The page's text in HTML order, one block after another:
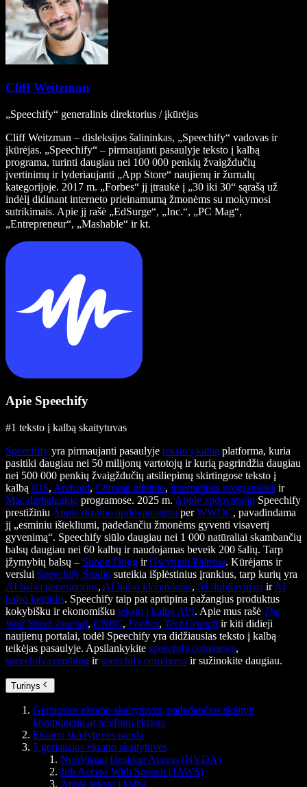
Cliff Weitzman
„Speechify“ generalinis direktorius / įkūrėjas
Cliff Weitzman – disleksijos šalininkas, „Speechify“ vadovas ir
įkūrėjas. „Speechify“ – pirmaujanti pasaulyje teksto į kalbą
programa, turinti daugiau nei 100 000 penkių žvaigždučių
įvertinimų ir lyderiaujanti „App Store“ naujienų ir žurnalų
kategorijoje. 2017 m. „Forbes“ jį įtraukė į „30 iki 30“ sąrašą už
indėlį didinant interneto prieinamumą žmonėms su mokymosi
sutrikimais. Apie jį rašė „EdSurge“, „Inc.“, „PC Mag“,
„Entrepreneur“, „Mashable“ ir kt.
Apie Speechify
#1 teksto į kalbą skaitytuvas
Speechify yra pirmaujanti pasaulyje teksto į kalbą platforma, kuria
pasitiki daugiau nei 50 milijonų vartotojų ir kurią pagrindžia daugiau
nei 500 000 penkių žvaigždučių atsiliepimų skirtingose teksto į
kalbą iOS, Android, Chrome plėtinio, internetinės programėlės ir
Mac darbalaukio programose. 2025 m. Apple apdovanojo Speechify
prestižiniu Apple dizaino apdovanojimu perWWDC, pavadindama
jį „esminiu ištekliumi, padedančiu žmonėms gyventi visavertį
gyvenimą“. Speechify siūlo daugiau nei 1 000 natūraliai skambančių
balsų daugiau nei 60 kalbų ir naudojamas beveik 200 šalių. Tarp
įžymybių balsų – Snoop Dogg irGwyneth Paltrow. Kūrėjams ir
verslui Speechify Studio suteikia išplėstinius įrankius, tarp kurių yra
AI balso generatorius, AI balso klonavimas, AI dubliavimas irAI
balso keitiklis. Speechify taip pat aprūpina pažangius produktus
kokybišku ir ekonomišku teksto į kalbą API. Apie mus rašė The
Wall Street Journal, CNBC, Forbes, TechCrunch ir kiti didieji
naujienų portalai, todėl Speechify yra didžiausias teksto į kalbą
teikėjas pasaulyje. Apsilankykite speechify.com/news,
speechify.com/blog irspeechify.com/press ir sužinokite daugiau.
Turinys
Geriausios ekrano skaitytuvės, padedančios skaityti
kompiuterio ar telefono ekraną
Ekrano skaitytuvės nauda
5 geriausios ekrano skaitytuvės
NonVisual Desktop Access (NVDA)
Job Access With Speech (JAWS)
Apple teksto į kalbą